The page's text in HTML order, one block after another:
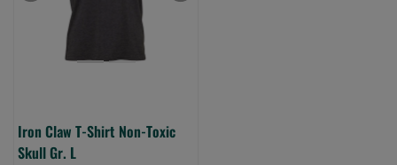
0)Iron Claw T-Shirt Non-Toxic
Skull Gr. L